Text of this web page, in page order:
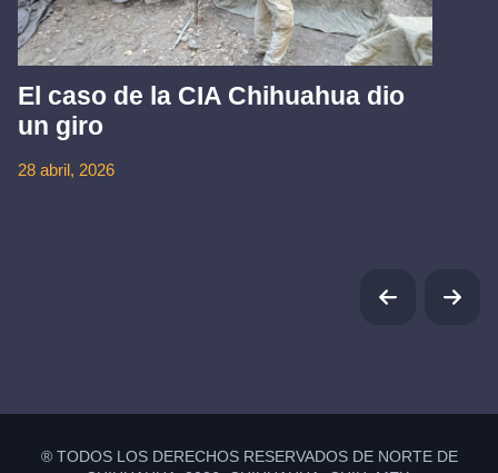
El caso de la CIA Chihuahua dio
un giro
28 abril, 2026
® TODOS LOS DERECHOS RESERVADOS DE NORTE DE